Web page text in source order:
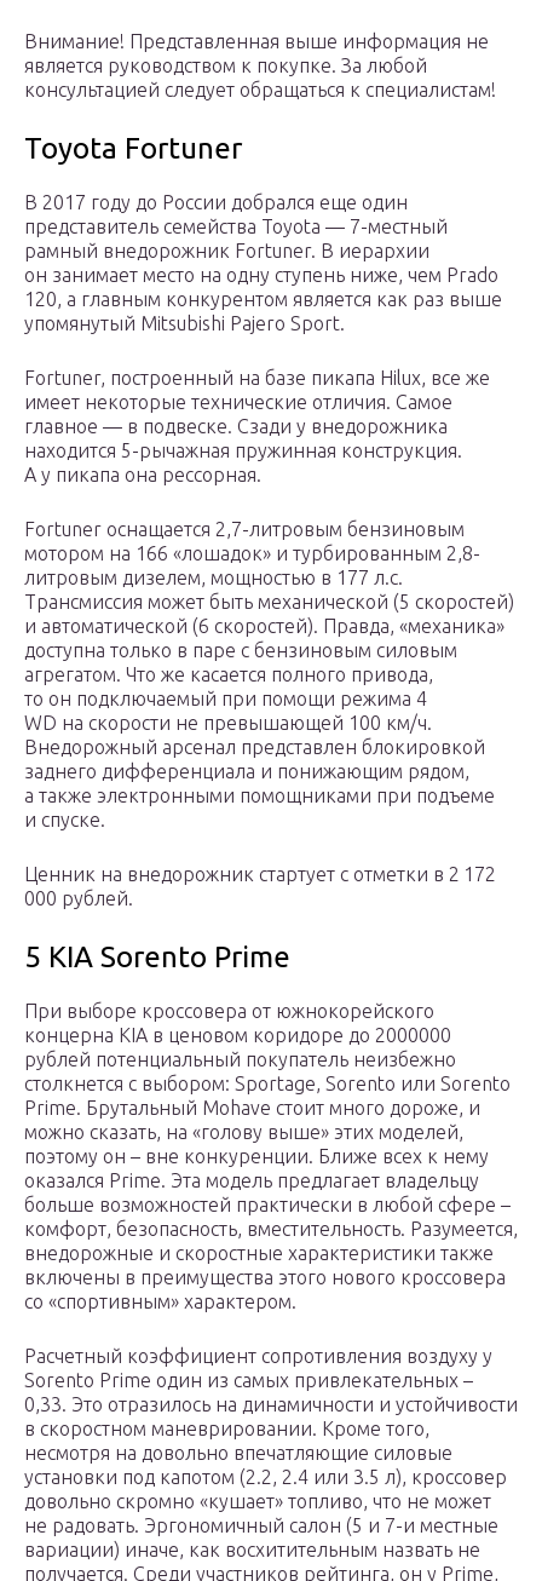
Внимание! Представленная выше информация не
является руководством к покупке. За любой
консультацией следует обращаться к специалистам!
Toyota Fortuner
В 2017 году до России добрался еще один
представитель семейства Toyota — 7-местный
рамный внедорожник Fortuner. В иерархии
он занимает место на одну ступень ниже, чем Prado
120, а главным конкурентом является как раз выше
упомянутый Mitsubishi Pajero Sport.
Fortuner, построенный на базе пикапа Hilux, все же
имеет некоторые технические отличия. Самое
главное — в подвеске. Сзади у внедорожника
находится 5-рычажная пружинная конструкция.
А у пикапа она рессорная.
Fortuner оснащается 2,7-литровым бензиновым
мотором на 166 «лошадок» и турбированным 2,8-
литровым дизелем, мощностью в 177 л.с.
Трансмиссия может быть механической (5 скоростей)
и автоматической (6 скоростей). Правда, «механика»
доступна только в паре с бензиновым силовым
агрегатом. Что же касается полного привода,
то он подключаемый при помощи режима 4
WD на скорости не превышающей 100 км/ч.
Внедорожный арсенал представлен блокировкой
заднего дифференциала и понижающим рядом,
а также электронными помощниками при подъеме
и спуске.
Ценник на внедорожник стартует с отметки в 2 172
000 рублей.
5 KIA Sorento Prime
При выборе кроссовера от южнокорейского
концерна KIA в ценовом коридоре до 2000000
рублей потенциальный покупатель неизбежно
столкнется с выбором: Sportage, Sorento или Sorento
Prime. Брутальный Mohave стоит много дороже, и
можно сказать, на «голову выше» этих моделей,
поэтому он – вне конкуренции. Ближе всех к нему
оказался Prime. Эта модель предлагает владельцу
больше возможностей практически в любой сфере –
комфорт, безопасность, вместительность. Разумеется,
внедорожные и скоростные характеристики также
включены в преимущества этого нового кроссовера
со «спортивным» характером.
Расчетный коэффициент сопротивления воздуху у
Sorento Prime один из самых привлекательных –
0,33. Это отразилось на динамичности и устойчивости
в скоростном маневрировании. Кроме того,
несмотря на довольно впечатляющие силовые
установки под капотом (2.2, 2.4 или 3.5 л), кроссовер
довольно скромно «кушает» топливо, что не может
не радовать. Эргономичный салон (5 и 7-и местные
вариации) иначе, как восхитительным назвать не
получается. Среди участников рейтинга, он у Prime,